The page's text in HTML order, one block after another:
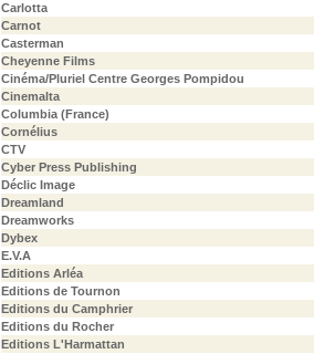
Carlotta
Carnot
Casterman
Cheyenne Films
Cinéma/Pluriel Centre Georges Pompidou
Cinemalta
Columbia (France)
Cornélius
CTV
Cyber Press Publishing
Déclic Image
Dreamland
Dreamworks
Dybex
E.V.A
Editions Arléa
Editions de Tournon
Editions du Camphrier
Editions du Rocher
Editions L'Harmattan